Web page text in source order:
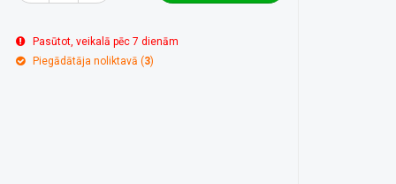
Pasūtot, veikalā pēc 7 dienām
Piegādātāja noliktavā (3)